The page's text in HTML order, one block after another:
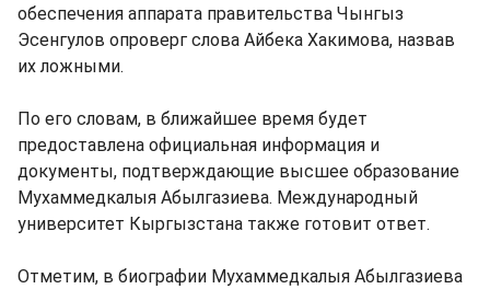
обеспечения аппарата правительства Чынгыз
Эсенгулов опроверг слова Айбека Хакимова, назвав
их ложными.
По его словам, в ближайшее время будет
предоставлена официальная информация и
документы, подтверждающие высшее образование
Мухаммедкалыя Абылгазиева. Международный
университет Кыргызстана также готовит ответ.
Отметим, в биографии Мухаммедкалыя Абылгазиева